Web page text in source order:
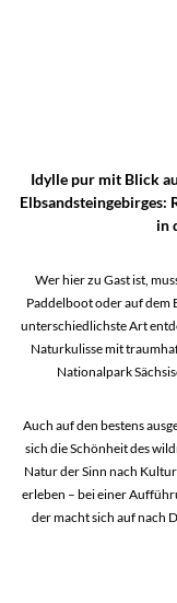
Idylle pur mit Blick
Elbsandsteingebirges:
in
Wer hier zu Gast ist,
Paddelboot oder auf dem
unterschiedlichste Art
Naturkulisse mit
Nationalpark
Auch auf den bestens
sich die Schönheit des
Natur der Sinn nach
erleben – bei einer
der macht sich auf nach